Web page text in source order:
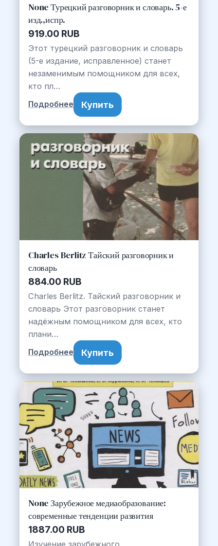
None Турецкий разговорник и словарь. 5-е
изд.,испр.
919.00 RUB
Этот турецкий разговорник и словарь
(5-е издание, исправленное) станет
незаменимым помощником для всех,
кто пл…
Подробнее Купить
Charles Berlitz Тайский разговорник и
словарь
884.00 RUB
Charles Berlitz. Тайский разговорник и
словарь Этот разговорник станет
надёжным помощником для всех, кто
плани…
Подробнее Купить
None Зарубежное медиаобразование:
современные тенденции развития
1887.00 RUB
Изучение зарубежного